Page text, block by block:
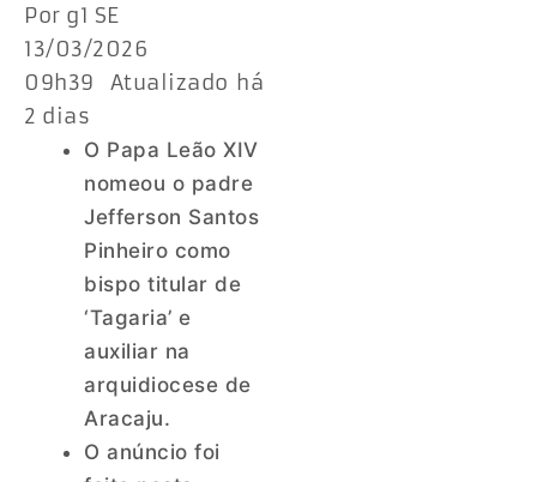
Por g1 SE
13/03/2026
09h39 Atualizado há
2 dias
O Papa Leão XIV
nomeou o padre
Jefferson Santos
Pinheiro como
bispo titular de
‘Tagaria’ e
auxiliar na
arquidiocese de
Aracaju.
O anúncio foi